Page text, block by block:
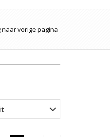
naar vorige pagina